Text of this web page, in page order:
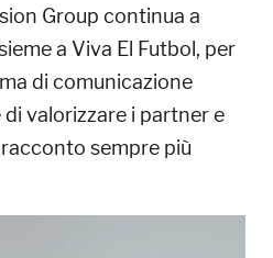
Group continua a
a Viva El Futbol, per
di comunicazione
valorizzare i partner e
sempre più